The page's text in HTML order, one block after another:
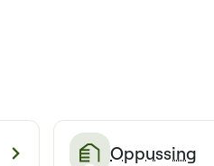
Oppussing